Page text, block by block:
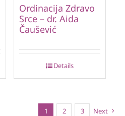
Ordinacija Zdravo
Srce – dr. Aida
Čaušević
Details
1 2 3 Next